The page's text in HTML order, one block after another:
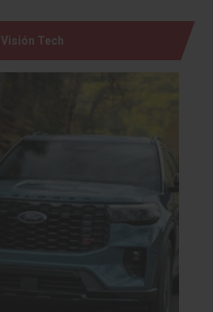
Visión Tech